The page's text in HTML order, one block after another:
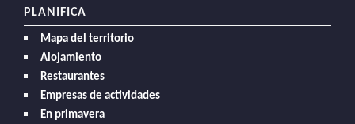
PLANIFICA
Mapa del territorio
Alojamiento
Restaurantes
Empresas de actividades
En primavera